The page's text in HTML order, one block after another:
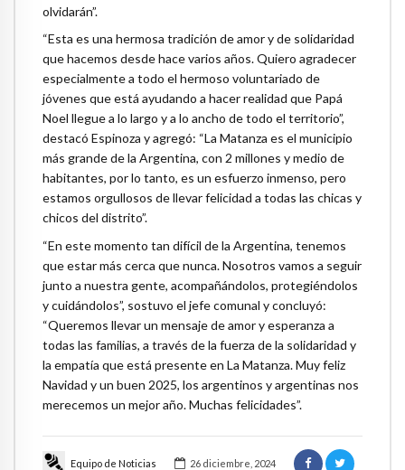
Equipo de Noticias 26 diciembre, 2024
olvidarán”.
“Esta es una hermosa tradición de amor y de solidaridad
que hacemos desde hace varios años. Quiero agradecer
especialmente a todo el hermoso voluntariado de
jóvenes que está ayudando a hacer realidad que Papá
Noel llegue a lo largo y a lo ancho de todo el territorio”,
destacó Espinoza y agregó: “La Matanza es el municipio
más grande de la Argentina, con 2 millones y medio de
habitantes, por lo tanto, es un esfuerzo inmenso, pero
estamos orgullosos de llevar felicidad a todas las chicas y
chicos del distrito”.
“En este momento tan difícil de la Argentina, tenemos
que estar más cerca que nunca. Nosotros vamos a seguir
junto a nuestra gente, acompañándolos, protegiéndolos
y cuidándolos”, sostuvo el jefe comunal y concluyó:
“Queremos llevar un mensaje de amor y esperanza a
todas las familias, a través de la fuerza de la solidaridad y
la empatía que está presente en La Matanza. Muy feliz
Navidad y un buen 2025, los argentinos y argentinas nos
merecemos un mejor año. Muchas felicidades”.